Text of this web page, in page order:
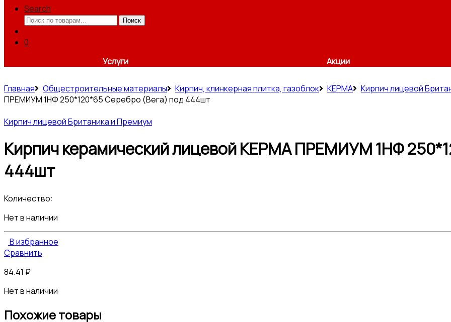
Search
Искать:
Поиск
0
Услуги
Акции
Главная Общестроительные материалы Кирпич, клинкерная плитка, газоблок КЕРМА Кирпич лицевой
ПРЕМИУМ 1НФ 250*120*65 Серебро (Вега) под 444шт
Кирпич лицевой Британика и Премиум
Кирпич керамический лицевой КЕРМА ПРЕМИУМ 1НФ
444шт
Количество:
Нет в наличии
В избранное
Сравнить
84.41 ₽
Нет в наличии
Похожие товары